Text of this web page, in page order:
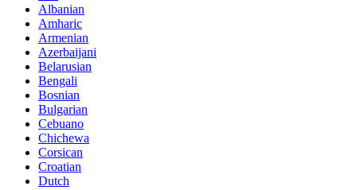
Albanian
Amharic
Armenian
Azerbaijani
Belarusian
Bengali
Bosnian
Bulgarian
Cebuano
Chichewa
Corsican
Croatian
Dutch